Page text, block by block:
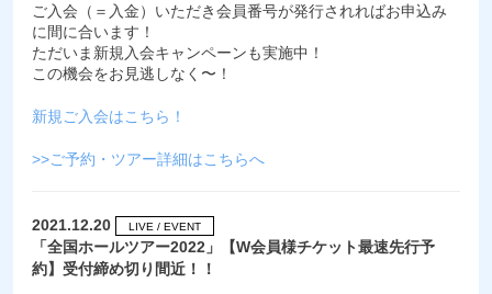
ご入会（＝入金）いただき会員番号が発行されればお申込み
に間に合います！
ただいま新規入会キャンペーンも実施中！
この機会をお見逃しなく〜！
新規ご入会はこちら！
>>ご予約・ツアー詳細はこちらへ
2021.12.20 LIVE / EVENT
「全国ホールツアー2022」【W会員様チケット最速先行予
約】受付締め切り間近！！